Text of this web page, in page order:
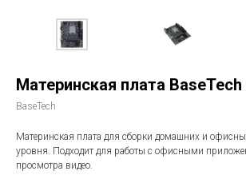
Материнская плата BaseTech
BaseTech
Материнская плата для сборки домашних и
уровня. Подходит для работы с офисными
просмотра видео.